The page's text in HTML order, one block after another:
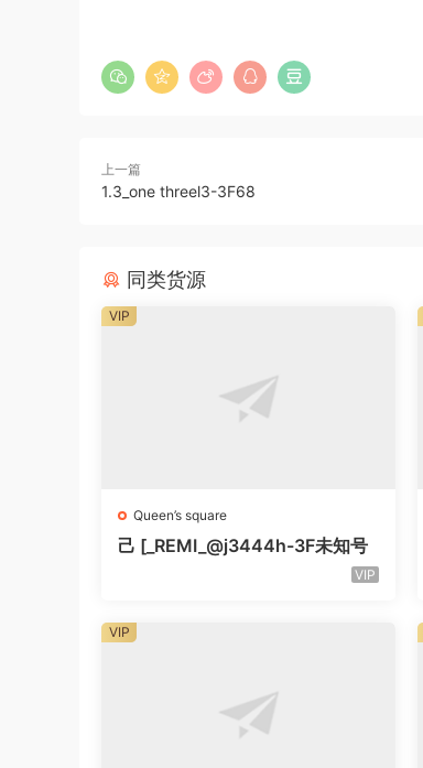
上一篇
1.3_one threel3-3F68
同类货源
Queen’s square
己 [_REMI_@j3444h-3F未知号
VIP
VIP
VIP